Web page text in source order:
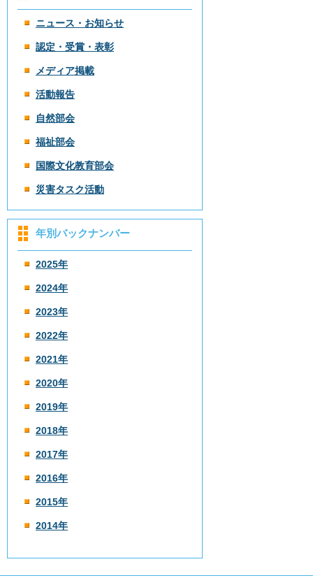
ニュース・お知らせ
認定・受賞・表彰
メディア掲載
活動報告
自然部会
福祉部会
国際文化教育部会
災害タスク活動
年別バックナンバー
2025年
2024年
2023年
2022年
2021年
2020年
2019年
2018年
2017年
2016年
2015年
2014年